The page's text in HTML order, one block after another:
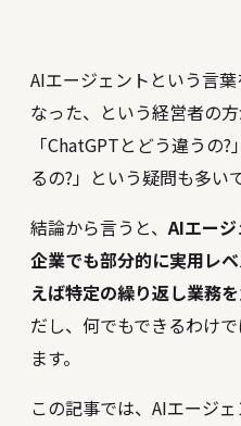
AIエージェントという言
なった、という経営者の方
「ChatGPTとどう違うの
るの?」という疑問も多いで
結論から言うと、AIエー
企業でも部分的に実用レ
えば特定の繰り返し業務
だし、何でもできるわけ
ます。
この記事では、AIエージ